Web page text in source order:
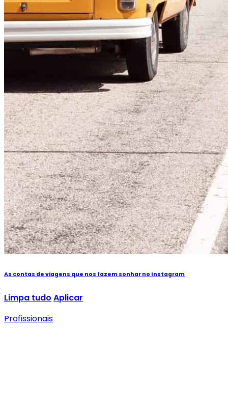
As contas de viagens que nos fazem sonhar no Instagram
Limpa tudo Aplicar
Profissionais